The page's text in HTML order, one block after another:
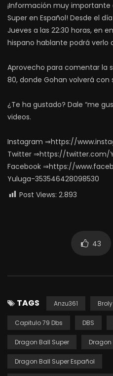
¡Información muy importante
Super en Español! Desde el
Jueves a las 22:30 horas, en
hispano hablante podrá verlo
Aprovecho para comentar la
80, donde Gohan volverá con
¿Te ha gustado? Dale “me
videos.
Instagram ⇒https://
Twitter ⇒https://twitter.com/
Facebook ⇒https://
Yuluga-353546428098530
Post Views: 2.893
43
TAGS Anzu361
Capitulo 79 Dbs DBS
Dragon Ball Super Dragon
Dragon Ball Super Español